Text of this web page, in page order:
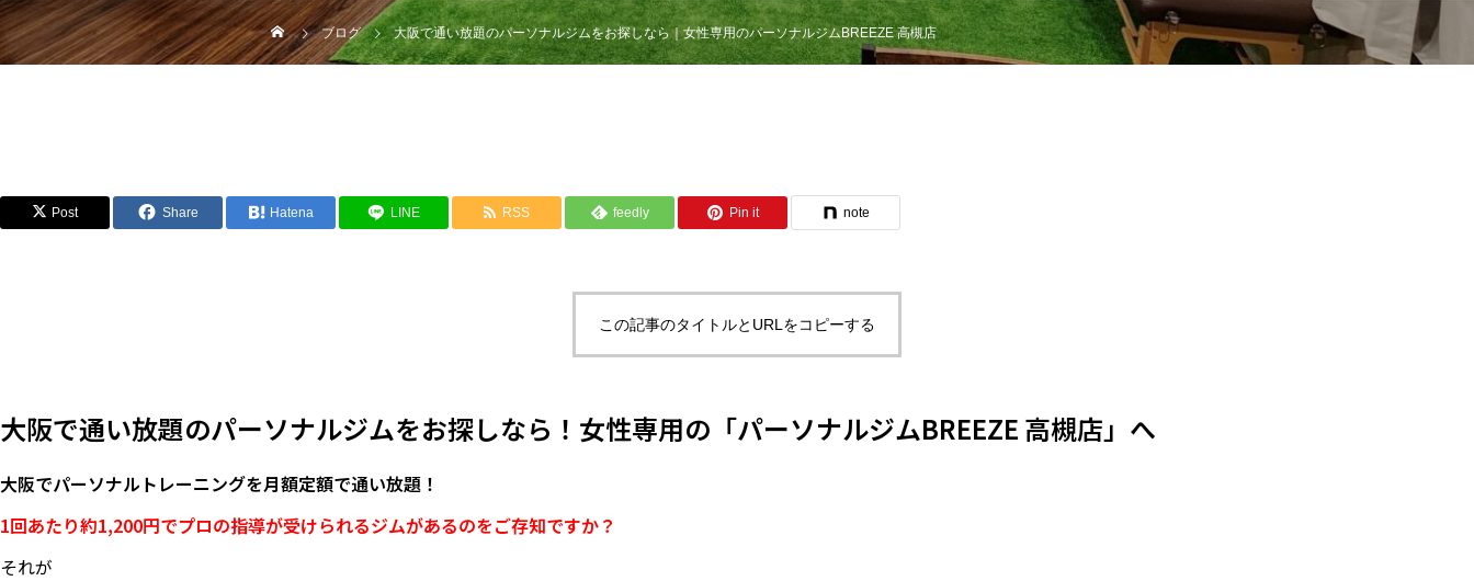
ブログ 大阪で通い放題のパーソナルジムをお探しなら｜女性専用のパーソナルジムBREEZE 高槻店
Post Share Hatena LINE RSS feedly Pin it note
この記事のタイトルとURLをコピーする
大阪で通い放題のパーソナルジムをお探しなら！女性専用の「パーソナルジムBREEZE 高槻店」へ
大阪でパーソナルトレーニングを月額定額で通い放題！
1回あたり約1,200円でプロの指導が受けられるジムがあるのをご存知ですか？
それが